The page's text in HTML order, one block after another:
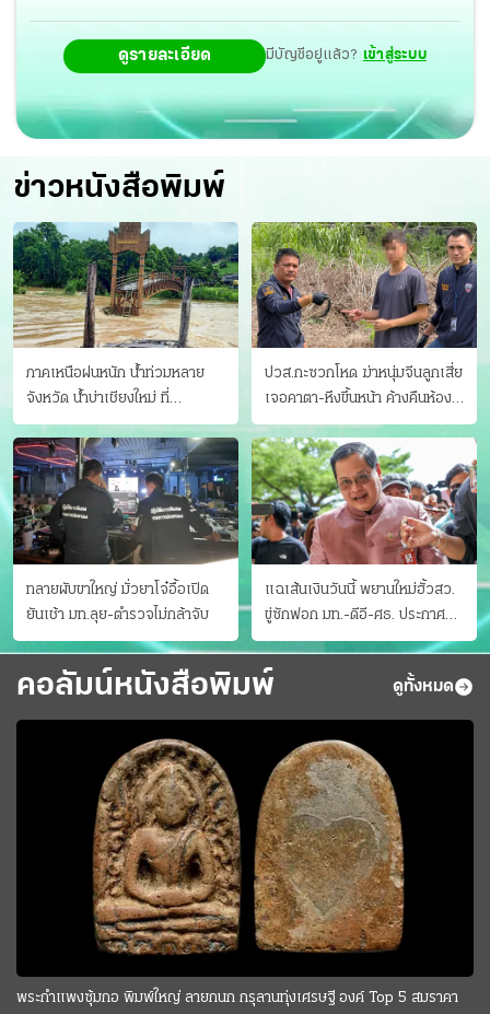
ดูรายละเอียด มีบัญชีอยู่แล้ว? เข้าสู่ระบบ
ข่าวหนังสือพิมพ์
ภาคเหนือฝนหนัก น้ำท่วมหลาย
จังหวัด นํ้าบ่าเชียงใหม่ ที่
แม่ฮ่องสอน ซัดสะพานขาด
ปวส.กะซวกโหด ฆ่าหนุ่มจีนลูกเสี่ย
เจอคาตา-หึงขึ้นหน้า ค้างคืนห้อง
แฟนสาว
ทลายผับขาใหญ่ มั่วยาโจ๋อื้อเปิด
ยันเช้า มท.ลุย-ตำรวจไม่กล้าจับ
แฉเส้นเงินวันนี้ พยานใหม่ฮั้วสว.
ขู่ซักฟอก มท.-ดีอี-ศธ. ประกาศ
บัญชีท้องถิ่น
คอลัมน์หนังสือพิมพ์ ดูทั้งหมด
พระกำแพงซุ้มกอ พิมพ์ใหญ่ ลายกนก กรุลานทุ่งเศรษฐี องค์ Top 5 สมราคา